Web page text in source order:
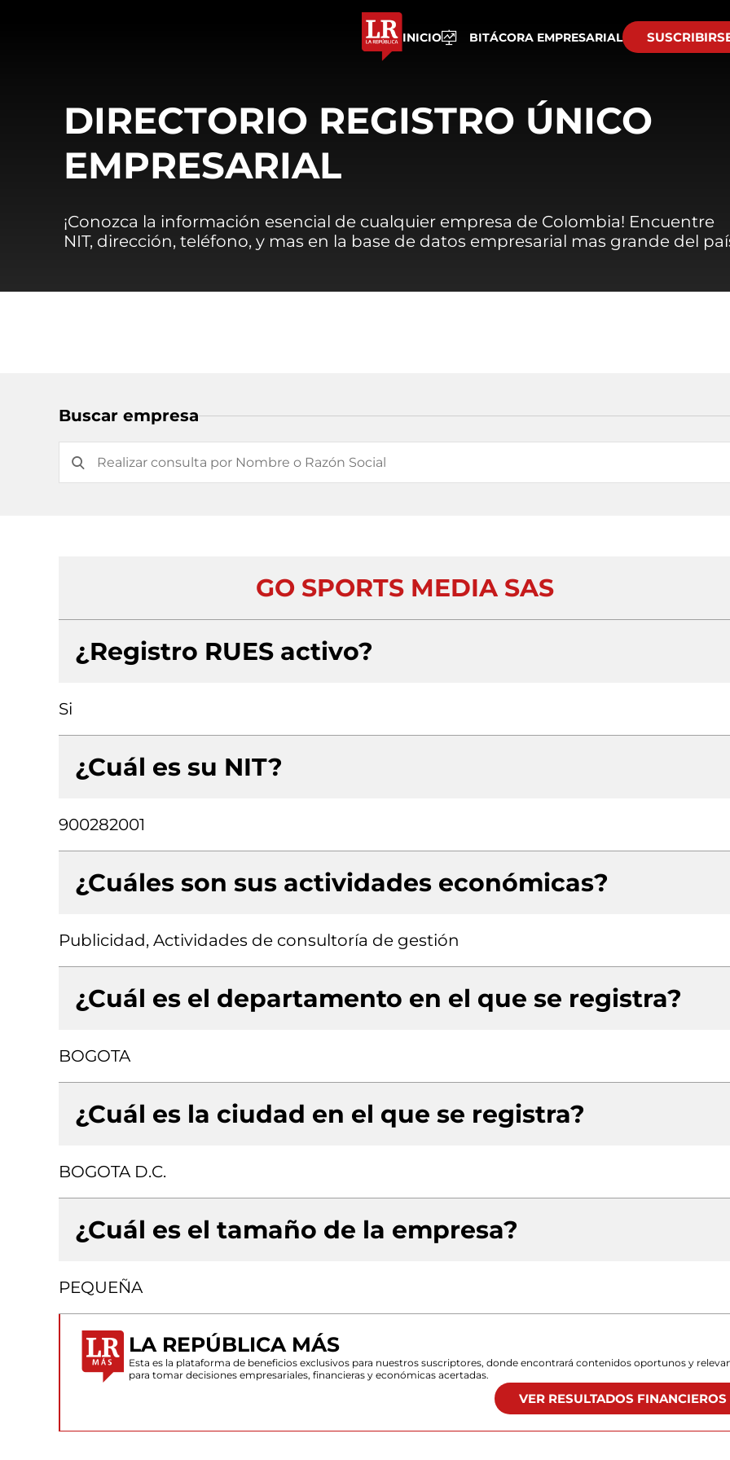
INICIO BITÁCORA EMPRESARIAL
DIRECTORIO REGISTRO ÚNICO
EMPRESARIAL
¡Conozca la información esencial de cualquier empresa de Colombia! Encuentre
NIT, dirección, teléfono, y mas en la base de datos empresarial mas grande del
Buscar empresa
GO SPORTS MEDIA SAS
¿Registro RUES activo?
Si
¿Cuál es su NIT?
900282001
¿Cuáles son sus actividades económicas?
Publicidad, Actividades de consultoría de gestión
¿Cuál es el departamento en el que se registra?
BOGOTA
¿Cuál es la ciudad en el que se registra?
BOGOTA D.C.
¿Cuál es el tamaño de la empresa?
PEQUEÑA
LA REPÚBLICA MÁS
Esta es la plataforma de beneficios exclusivos para nuestros suscriptores, donde encontrará contenidos oportunos y
para tomar decisiones empresariales, financieras y económicas acertadas.
VER RESULTADOS FINANCIEROS